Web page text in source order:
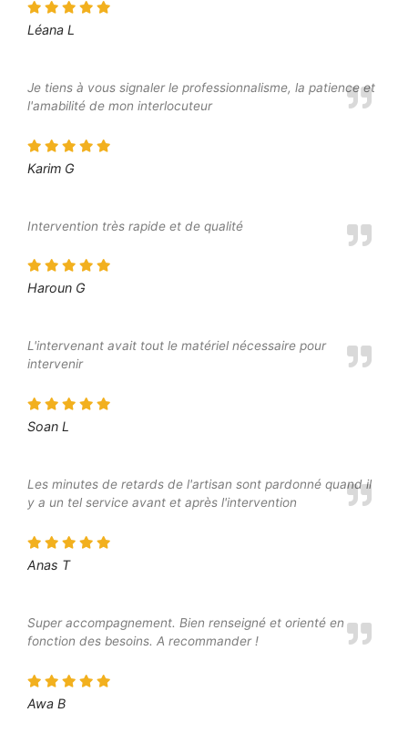
Léana L
Je tiens à vous signaler le professionnalisme, la patience et
l'amabilité de mon interlocuteur
Karim G
Intervention très rapide et de qualité
Haroun G
L'intervenant avait tout le matériel nécessaire pour
intervenir
Soan L
Les minutes de retards de l'artisan sont pardonné quand il
y a un tel service avant et après l'intervention
Anas T
Super accompagnement. Bien renseigné et orienté en
fonction des besoins. A recommander !
Awa B